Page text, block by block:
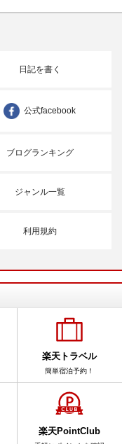
日記を書く
公式facebook
ブログランキング
ジャンル一覧
利用規約
楽天トラベル
簡単宿泊予約！
楽天PointClub